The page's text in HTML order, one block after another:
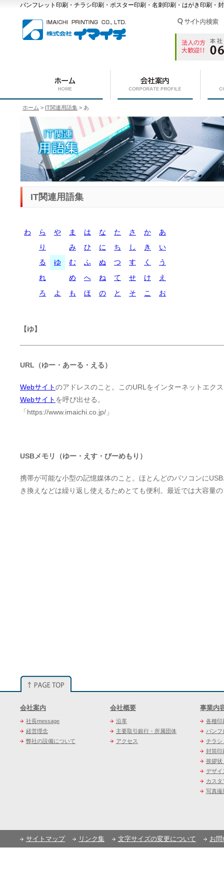
パンフレット印刷・チラシ印刷・ポスター印刷・名刺印刷・はがき印刷・
ホーム > IT関連用語集 > あ
IT関連用語集
わ ら や ま は な た さ か
あ
り
み ひ に ち し き
い
る
ゆ む ふ ぬ つ す く
う
れ
め へ ね て せ け
え
ろ
よ も ほ の と そ こ お
【ゆ】
URL（ゆー・あーる・える）
Webサイトのアドレスのこと。このURLをインターネットエク
Webサイト を呼び出せる。
「https://www.imaichi.co.jp/」
USBメモリ（ゆー・えす・びーめもり）
携帯が可能な小型の記憶媒体のこと。ほとんどのパソコンに
き換えなどは繰り返し使えるためとても便利。最近では大容量
会社案内
社長message
経営理念
弊社の設備について
会社概要
沿革
主要取引銀行・所属団体
アクセス
事業内
各種印
パンフ
チラシ
封筒印
挨拶状
デザイ
カスタ
写真撮
サイトマップ リンク集 文字サイズの変更について お